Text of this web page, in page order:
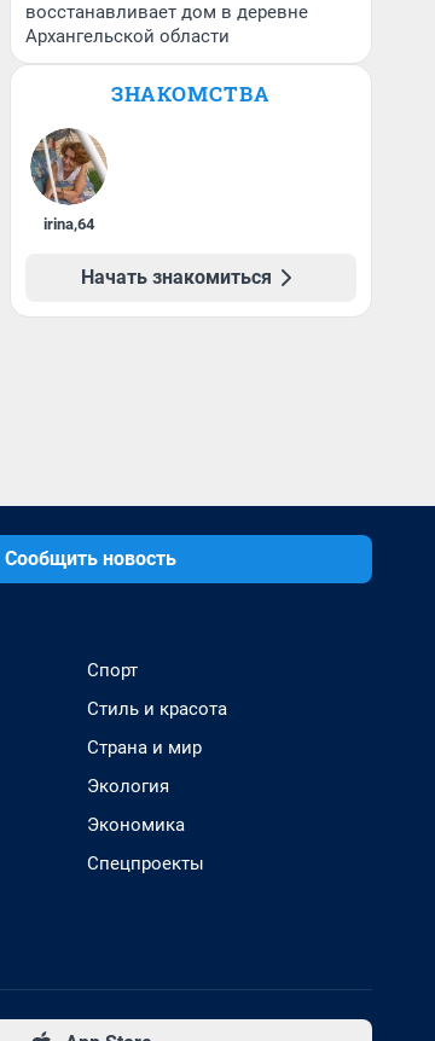
восстанавливает дом в деревне
Архангельской области
ЗНАКОМСТВА
irina,64
Начать знакомиться
Сообщить новость
Спорт
Стиль и красота
Страна и мир
Экология
Экономика
Спецпроекты